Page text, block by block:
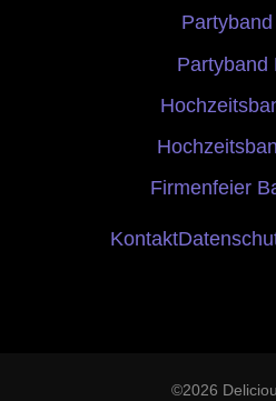
Partyband
Firmenfeier
Kontakt
©2026